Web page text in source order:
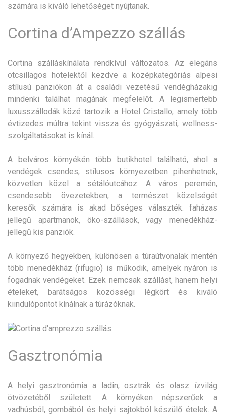
számára is kiváló lehetőséget nyújtanak.
Cortina d’Ampezzo szállás
Cortina szálláskínálata rendkívül változatos. Az elegáns
ötcsillagos hotelektől kezdve a középkategóriás alpesi
stílusú panziókon át a családi vezetésű vendégházakig
mindenki találhat magának megfelelőt. A legismertebb
luxusszállodák közé tartozik a Hotel Cristallo, amely több
évtizedes múltra tekint vissza és gyógyászati, wellness-
szolgáltatásokat is kínál.
A belváros környékén több butikhotel található, ahol a
vendégek csendes, stílusos környezetben pihenhetnek,
közvetlen közel a sétálóutcához. A város peremén,
csendesebb övezetekben, a természet közelségét
keresők számára is akad bőséges választék: faházas
jellegű apartmanok, öko-szállások, vagy menedékház-
jellegű kis panziók.
A környező hegyekben, különösen a túraútvonalak mentén
több menedékház (rifugio) is működik, amelyek nyáron is
fogadnak vendégeket. Ezek nemcsak szállást, hanem helyi
ételeket, barátságos közösségi légkört és kiváló
kiindulópontot kínálnak a túrázóknak.
Gasztronómia
A helyi gasztronómia a ladin, osztrák és olasz ízvilág
ötvözetéből született. A környéken népszerűek a
vadhúsból, gombából és helyi sajtokból készülő ételek. A